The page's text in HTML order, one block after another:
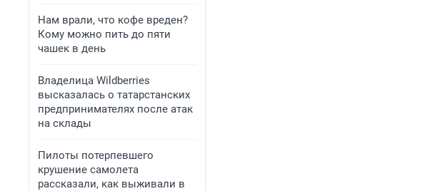
Нам врали, что кофе вреден?
Кому можно пить до пяти
чашек в день
Владелица Wildberries
высказалась о татарстанских
предпринимателях после атак
на склады
Пилоты потерпевшего
крушение самолета
рассказали, как выживали в